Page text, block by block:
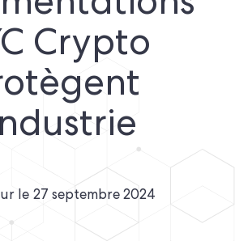
Crypto
le 27 septembre 2024